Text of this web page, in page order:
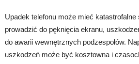
Upadek telefonu może mieć
prowadzić do pęknięcia ekranu,
do awarii wewnętrznych podzespołów.
uszkodzeń może być kosztowna i